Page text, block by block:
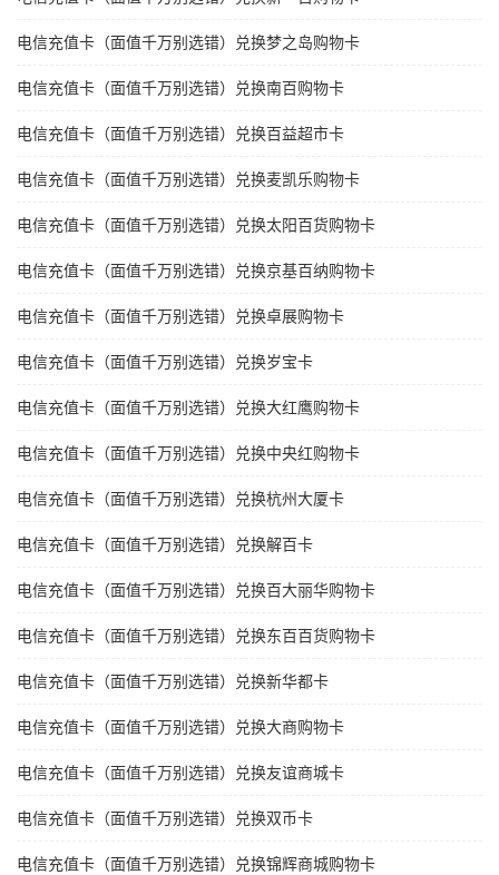
电信充值卡（面值千万别选错）兑换梦之岛购物卡
电信充值卡（面值千万别选错）兑换南百购物卡
电信充值卡（面值千万别选错）兑换百益超市卡
电信充值卡（面值千万别选错）兑换麦凯乐购物卡
电信充值卡（面值千万别选错）兑换太阳百货购物卡
电信充值卡（面值千万别选错）兑换京基百纳购物卡
电信充值卡（面值千万别选错）兑换卓展购物卡
电信充值卡（面值千万别选错）兑换岁宝卡
电信充值卡（面值千万别选错）兑换大红鹰购物卡
电信充值卡（面值千万别选错）兑换中央红购物卡
电信充值卡（面值千万别选错）兑换杭州大厦卡
电信充值卡（面值千万别选错）兑换解百卡
电信充值卡（面值千万别选错）兑换百大丽华购物卡
电信充值卡（面值千万别选错）兑换东百百货购物卡
电信充值卡（面值千万别选错）兑换新华都卡
电信充值卡（面值千万别选错）兑换大商购物卡
电信充值卡（面值千万别选错）兑换友谊商城卡
电信充值卡（面值千万别选错）兑换双币卡
电信充值卡（面值千万别选错）兑换锦辉商城购物卡